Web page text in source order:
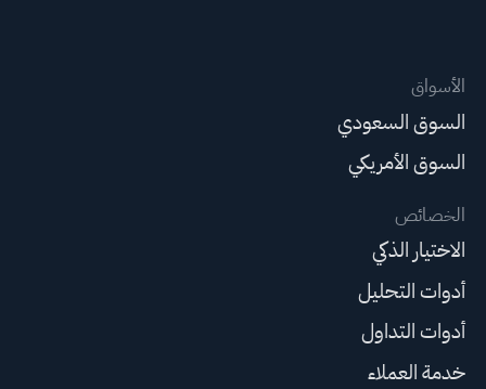
الأسواق
السوق السعودي
السوق الأمريكي
الخصائص
الاختيار الذكي
أدوات التحليل
أدوات التداول
خدمة العملاء